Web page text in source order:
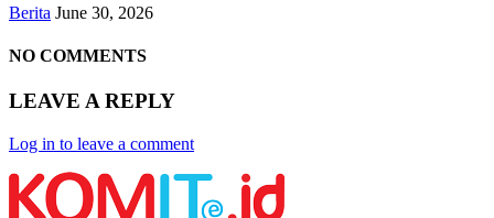
Berita June 30, 2026
NO COMMENTS
LEAVE A REPLY
Log in to leave a comment